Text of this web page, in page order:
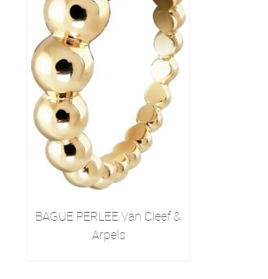
BAGUE PERLEE Van Cleef &
Arpels